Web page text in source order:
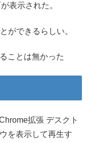
表示された。
ができるらしい。
ことは無かった
拡張 デスクト
を表示して再生す